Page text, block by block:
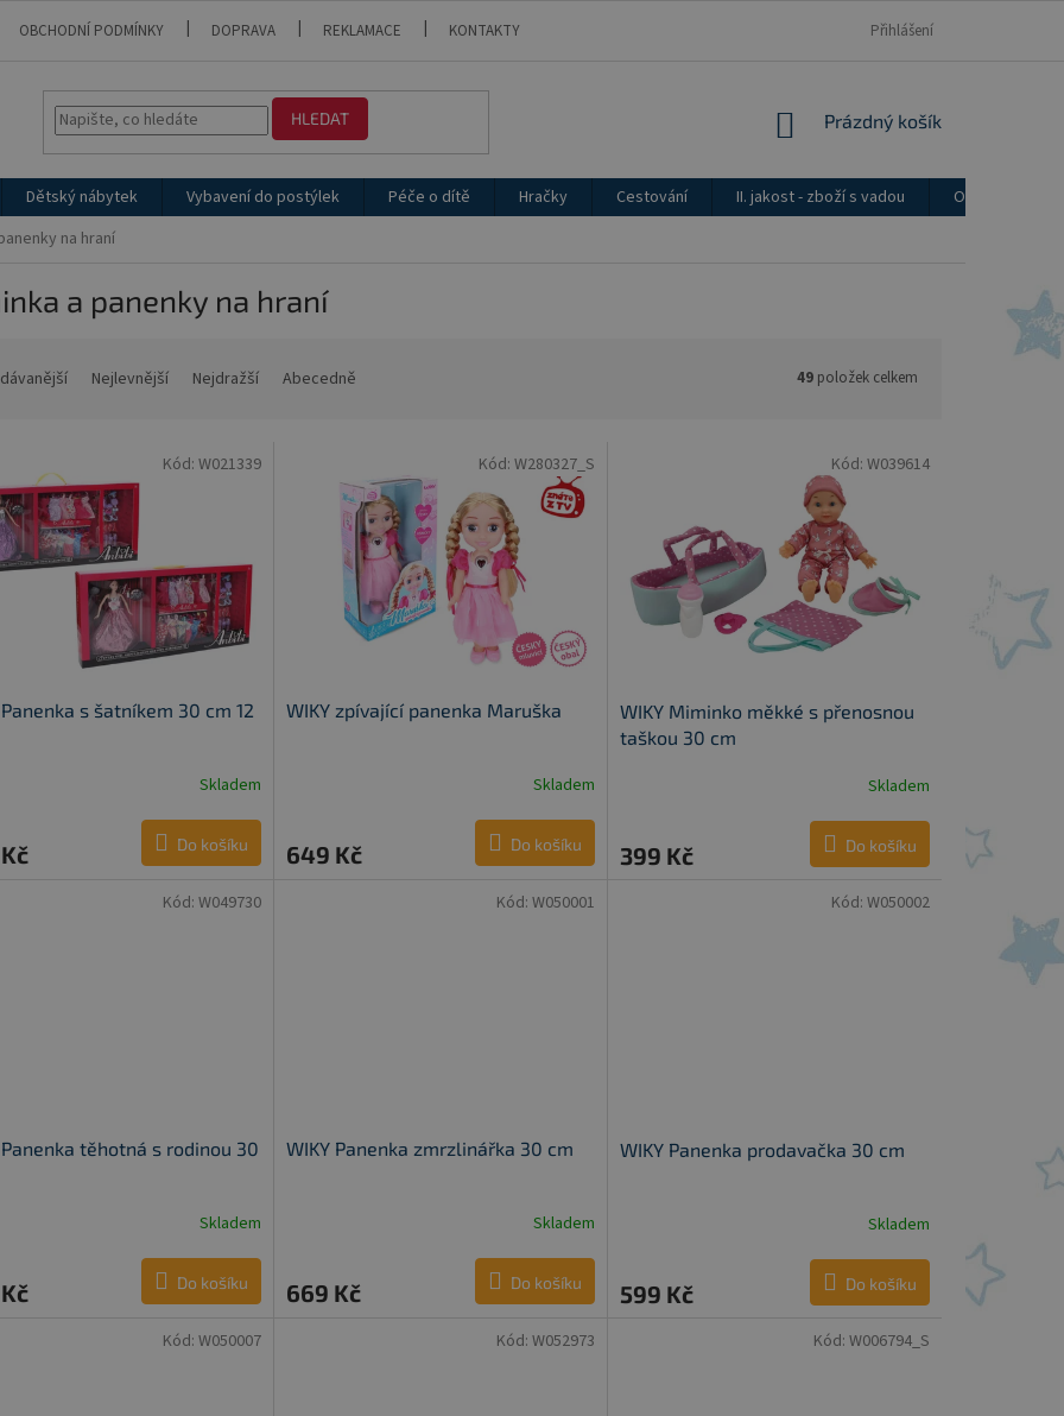
OBCHODNÍ PODMÍNKY DOPRAVA REKLAMACE KONTAKTY Přihlášení
HLEDAT
NÁKUPNÍ
Prázdný košík
Dětský nábytek Vybavení do postýlek Péče o dítě Hračky Cestování II. jakost - zboží s vadou
Ostatní
na hraní
a panenky na hraní
Nejlevnější Nejdražší Abecedně 49 položek celkem
Panenka s šatníkem 30 cm 12
Skladem
Do košíku
Kód: W021339
WIKY zpívající panenka Maruška
Skladem
649 Kč Do košíku
Kód: W280327_S
WIKY Miminko měkké s přenosnou
taškou 30 cm
Skladem
399 Kč Do košíku
Kód: W039614
Panenka těhotná s rodinou 30
Skladem
Do košíku
Kód: W049730
WIKY Panenka zmrzlinářka 30 cm
Skladem
669 Kč Do košíku
Kód: W050001
WIKY Panenka prodavačka 30 cm
Skladem
599 Kč Do košíku
Kód: W050002
Kód: W050007 Kód: W052973 Kód: W006794_S